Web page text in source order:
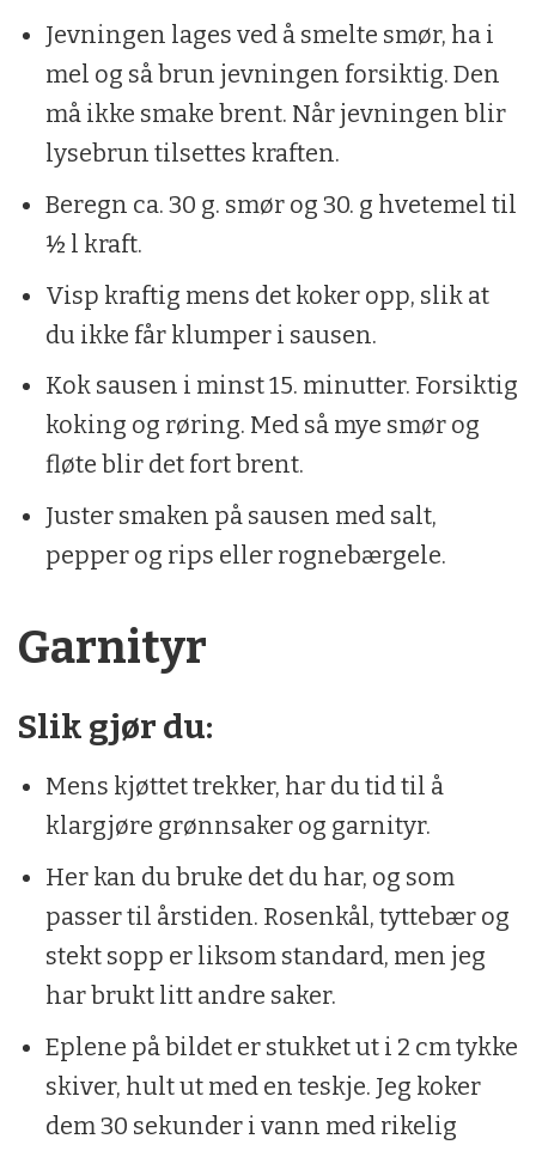
Jevningen lages ved å smelte smør, ha i
mel og så brun jevningen forsiktig. Den
må ikke smake brent. Når jevningen blir
lysebrun tilsettes kraften.
Beregn ca. 30 g. smør og 30. g hvetemel til
½ l kraft.
Visp kraftig mens det koker opp, slik at
du ikke får klumper i sausen.
Kok sausen i minst 15. minutter. Forsiktig
koking og røring. Med så mye smør og
fløte blir det fort brent.
Juster smaken på sausen med salt,
pepper og rips eller rognebærgele.
Garnityr
Slik gjør du:
Mens kjøttet trekker, har du tid til å
klargjøre grønnsaker og garnityr.
Her kan du bruke det du har, og som
passer til årstiden. Rosenkål, tyttebær og
stekt sopp er liksom standard, men jeg
har brukt litt andre saker.
Eplene på bildet er stukket ut i 2 cm tykke
skiver, hult ut med en teskje. Jeg koker
dem 30 sekunder i vann med rikelig